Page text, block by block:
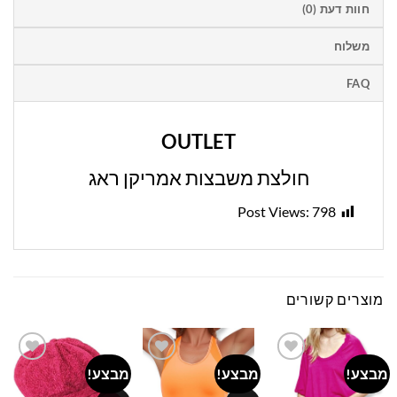
חוות דעת (0)
משלוח
FAQ
OUTLET
חולצת משבצות אמריקן ראג
Post Views: 798
מוצרים קשורים
מבצע!
Add to
wishlist
מבצע!
Add to
מבצע!
Add to
wishlist